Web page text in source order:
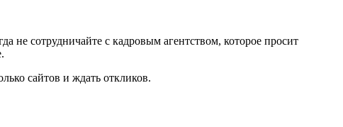
не сотрудничайте с кадровым агентством, которое просит
сайтов и ждать откликов.